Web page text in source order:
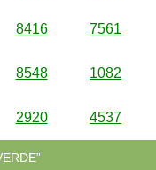
8416 7561
8548 1082
2920 4537